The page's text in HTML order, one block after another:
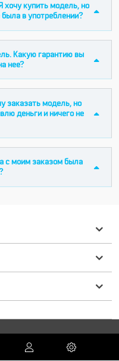
хочу купить модель, но
в употреблении?
Какую гарантию вы
нее?
заказать модель, но
деньги и ничего не
с моим заказом была